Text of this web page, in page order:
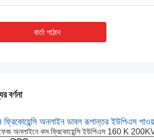
বার্তা পাঠান
বর্ণনা
ফ্রিকোয়েন্সি অনলাইন ডাবল রূপান্তর ইউপিএস
অনলাইনে কম ফ্রিকোয়েন্সি ইউপিএস 160 K